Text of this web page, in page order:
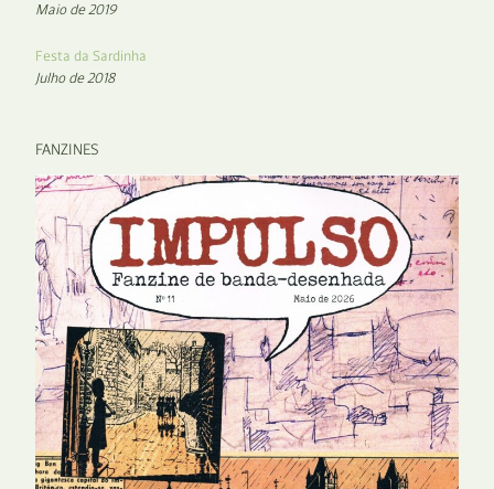
Maio de 2019
Festa da Sardinha
Julho de 2018
FANZINES